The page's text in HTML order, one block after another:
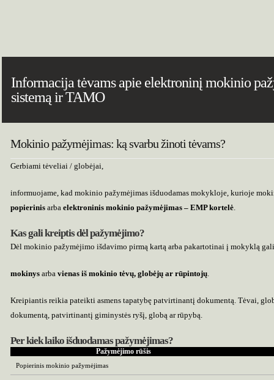
Informacija tėvams apie elektroninį mokinio
sistemą ir TAMO
Mokinio pažymėjimas: ką svarbu žinoti tėvams?
Gerbiami tėveliai / globėjai,
informuojame, kad mokinio pažymėjimas išduodamas mokykloje, kurioje
popierinis arba elektroninis mokinio pažymėjimas – EMP kortelė.
Kas gali kreiptis dėl pažymėjimo?
Dėl mokinio pažymėjimo išdavimo pirmą kartą arba pakartotinai į mokyklą
mokinys arba vienas iš mokinio tėvų, globėjų ar rūpintojų.
Kreipiantis reikia pateikti asmens tapatybę patvirtinantį dokumentą. Tėvai,
dokumentą, patvirtinantį giminystės ryšį, globą ar rūpybą.
Per kiek laiko išduodamas pažymėjimas?
Pažymėjimo rūšis
Popierinis mokinio pažymėjimas